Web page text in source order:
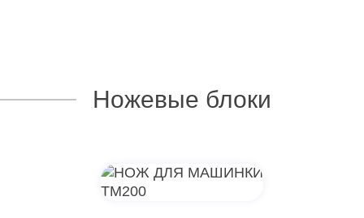
Ножевые блоки